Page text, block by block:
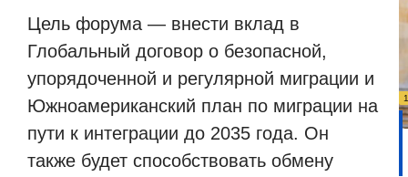
Цель форума — внести вклад в
Глобальный договор о безопасной,
упорядоченной и регулярной миграции и
Южноамериканский план по миграции на
пути к интеграции до 2035 года. Он
также будет способствовать обмену